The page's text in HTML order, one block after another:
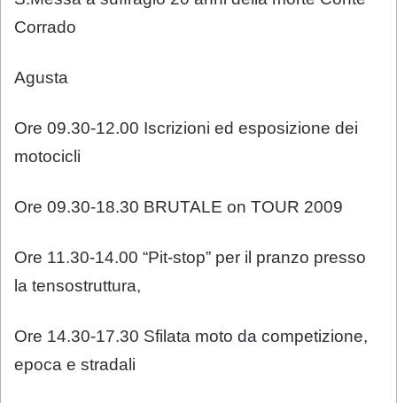
Corrado
Agusta
Ore 09.30-12.00 Iscrizioni ed esposizione dei
motocicli
Ore 09.30-18.30 BRUTALE on TOUR 2009
Ore 11.30-14.00 “Pit-stop” per il pranzo presso
la tensostruttura,
Ore 14.30-17.30 Sfilata moto da competizione,
epoca e stradali